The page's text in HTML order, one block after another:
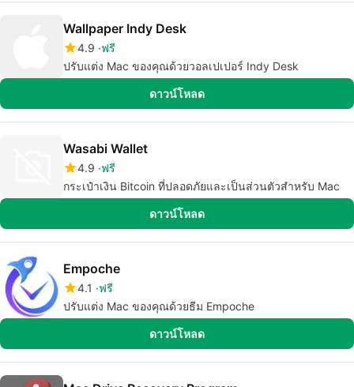
Wallpaper Indy Desk
4.9 ฟรี
ปรับแต่ง Mac ของคุณด้วยวอลเปเปอร์ Indy Desk
ดาวน์โหลด
Wasabi Wallet
4.9 ฟรี
กระเป๋าเงิน Bitcoin ที่ปลอดภัยและเป็นส่วนตัวสำหรับ Mac
ดาวน์โหลด
Empoche
4.1
ฟรี
ปรับแต่ง Mac ของคุณด้วยธีม Empoche
ดาวน์โหลด